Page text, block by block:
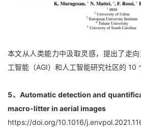
本文从人类能力中汲取灵感，提出了走
工智能（AGI）和人工智能研究社区的 10
5、Automatic detection and
macro-litter in aerial images
https://doi.org/10.1016/